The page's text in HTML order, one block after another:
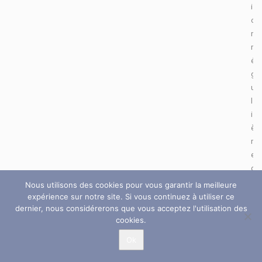
i
o
n
r
é
g
u
i
è
r
e
d
Nous utilisons des cookies pour vous garantir la meilleure
expérience sur notre site. Si vous continuez à utiliser ce
dernier, nous considérerons que vous acceptez l'utilisation des
cookies.